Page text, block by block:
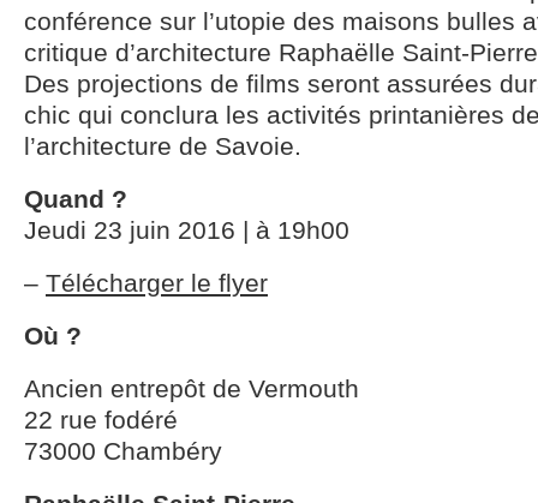
conférence sur l’utopie des maisons bulles
critique d’architecture Raphaëlle Saint-
Des projections de films seront assurées
chic qui conclura les activités printanières
l’architecture de Savoie.
Quand ?
Jeudi 23 juin 2016 | à 19h00
– Télécharger le flyer
Où ?
Ancien entrepôt de Vermouth
22 rue fodéré
73000 Chambéry